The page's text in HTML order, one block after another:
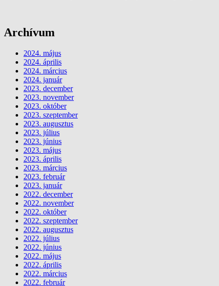
Archívum
2024. május
2024. április
2024. március
2024. január
2023. december
2023. november
2023. október
2023. szeptember
2023. augusztus
2023. július
2023. június
2023. május
2023. április
2023. március
2023. február
2023. január
2022. december
2022. november
2022. október
2022. szeptember
2022. augusztus
2022. július
2022. június
2022. május
2022. április
2022. március
2022. február